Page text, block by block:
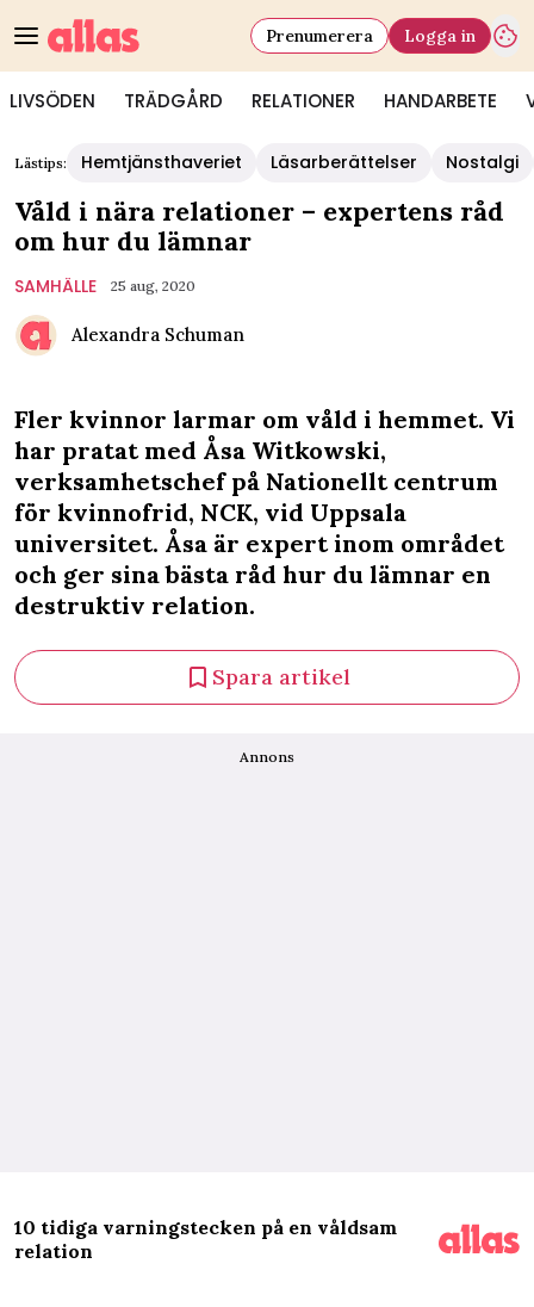
LIVSÖDEN TRÄDGÅRD RELATIONER HANDARBETE
Prenumerera Logga in
Lästips: Hemtjänsthaveriet Läsarberättelser Nostalgi
Våld i nära relationer – expertens råd
om hur du lämnar
SAMHÄLLE 25 aug, 2020
Alexandra Schuman
Fler kvinnor larmar om våld i hemmet. Vi
har pratat med Åsa Witkowski,
verksamhetschef på Nationellt centrum
för kvinnofrid, NCK, vid Uppsala
universitet. Åsa är expert inom området
och ger sina bästa råd hur du lämnar en
destruktiv relation.
Spara artikel
Annons
10 tidiga varningstecken på en våldsam
relation